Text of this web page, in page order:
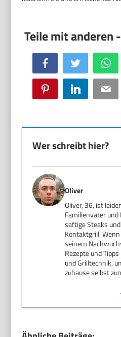
Facebook Twitter
Pinterest LinkedIn Email
Wer schreibt hier?
Oliver
Oliver, 36, ist
Familienvater und
saftige Steaks
Kontaktgrill.
seinem
Rezepte und
und Grilltechnik,
zuhause selbst